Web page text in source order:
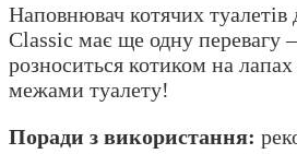
Наповнювач котячих
Classic має ще одну перевагу
розноситься котиком на лапах
межами туалету!
Поради з використання: